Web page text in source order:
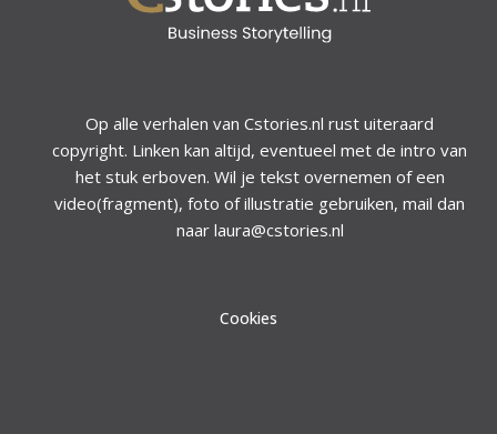
Op alle verhalen van Cstories.nl rust uiteraard
copyright. Linken kan altijd, eventueel met de intro van
het stuk erboven. Wil je tekst overnemen of een
video(fragment), foto of illustratie gebruiken, mail dan
naar laura@cstories.nl
Cookies